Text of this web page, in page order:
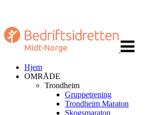
navigasjon
Hjem
OMRÅDE
Trondheim
Gruppetrening
Trondheim Maraton
Skogsmaraton